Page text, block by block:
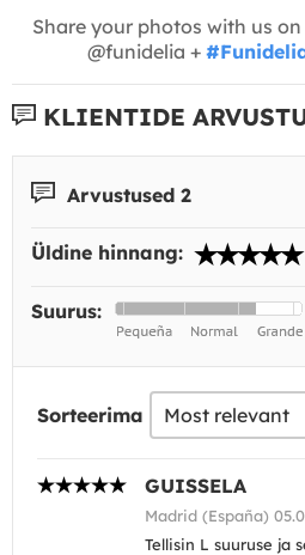
Share your photos with us on
@funidelia +
KLIENTIDE
Arvustused 2
Üldine hinnang:
Suurus:
Sorteerima
GUISSELA
Madrid (España)
Tellisin L suuruse ja